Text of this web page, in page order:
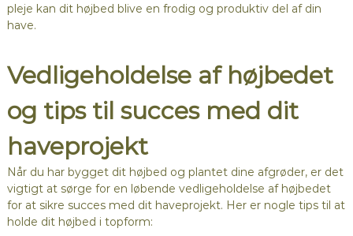
pleje kan dit højbed blive en frodig og produktiv del af din
have.
Vedligeholdelse af højbedet
og tips til succes med dit
haveprojekt
Når du har bygget dit højbed og plantet dine afgrøder, er det
vigtigt at sørge for en løbende vedligeholdelse af højbedet
for at sikre succes med dit haveprojekt. Her er nogle tips til at
holde dit højbed i topform: